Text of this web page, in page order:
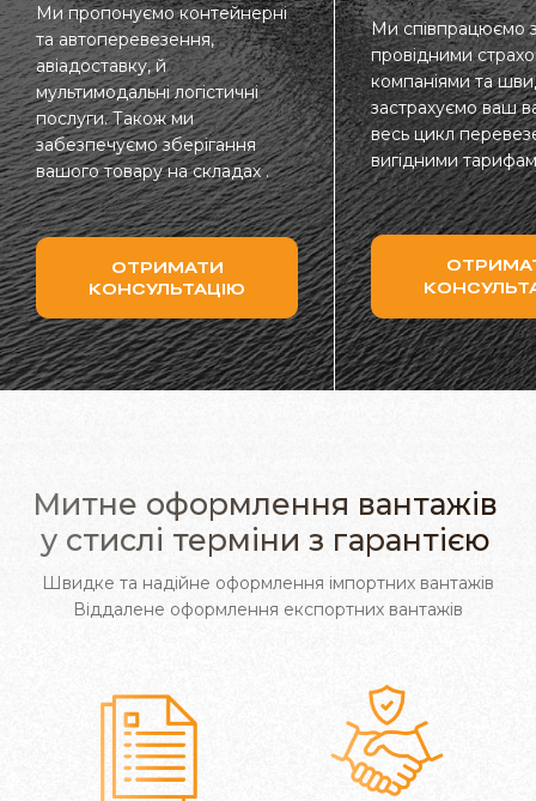
Ми пропонуємо контейнерні
та автоперевезення,
авіадоставку, й
мультимодальні логістичні
послуги. Також ми
забезпечуємо зберігання
вашого товару на складах .
ОТРИМАТИ
КОНСУЛЬТАЦІЮ
Ми співпрацюємо
провідними
компаніями та
застрахуємо ваш
весь цикл
вигідними
Митне оформлення вантажів
у стислі терміни з гарантією
Швидке та надійне оформлення імпортних вантажів
Віддалене оформлення експортних вантажів